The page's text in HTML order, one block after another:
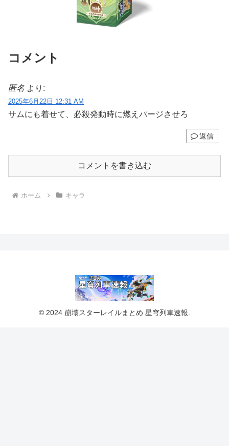
コメント
匿名 より:
2025年6月22日 12:31 AM
サムにも着せて、必殺発動時に燃えパージさせろ
返信
コメントを書き込む
ホーム キャラ
© 2024 崩壊スターレイルまとめ 星穹列車速報.